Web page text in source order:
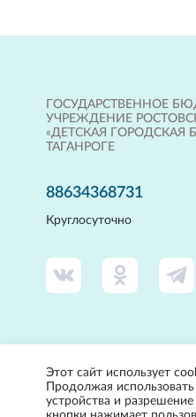
ГОСУДАРСТВЕННОЕ
УЧРЕЖДЕНИЕ
«ДЕТСКАЯ ГОРОДСКАЯ
ТАГАНРОГЕ
88634368731
Круглосуточно
Этот сайт использует
Продолжая
устройства и